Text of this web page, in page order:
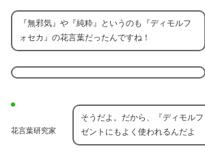
『無邪気』や『純粋』というのも『ディモルフ
ォセカ』の花言葉だったんですね！
花言葉研究家
そうだよ。だから、『ディモル
ゼントにもよく使われるんだよ